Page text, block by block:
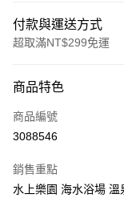
付款與運送方式
超取滿NT$299免運
信用卡一次付款
超商取貨付款
Apple Pay
商品特色
商品編號
3088546
銷售重點
水上樂園 海水浴場 溫